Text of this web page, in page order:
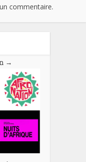
commentaire.
→